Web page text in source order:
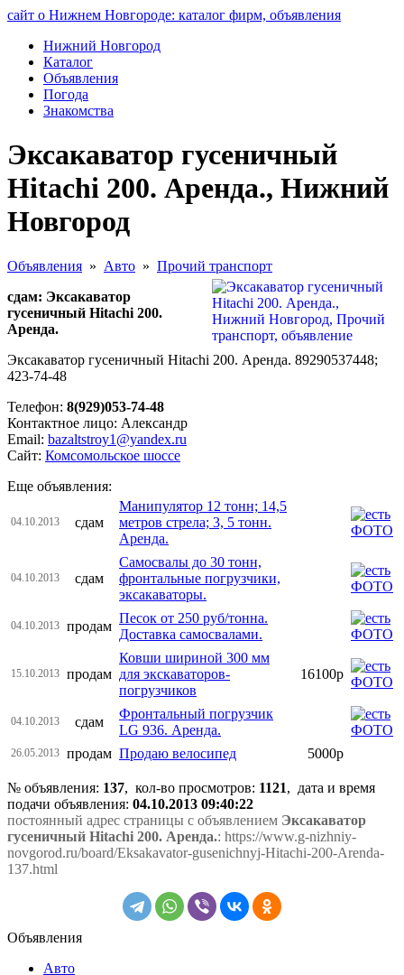
сайт о Нижнем Новгороде: каталог фирм, объявления
Нижний Новгород
Каталог
Объявления
Погода
Знакомства
Эксакаватор гусеничный
Hitachi 200. Аренда., Нижний
Новгород
Объявления » Авто » Прочий транспорт
сдам: Эксакаватор
гусеничный Hitachi 200.
Аренда.
Эксакаватор гусеничный Hitachi 200. Аренда. 89290537448;
423-74-48
Телефон: 8(929)053-74-48
Контактное лицо: Александр
Email: bazaltstroy1@yandex.ru
Сайт: Комсомольское шоссе
Еще объявления:
04.10.2013 сдам
Манипулятор 12 тонн; 14,5
метров стрела; 3, 5 тонн.
Аренда.
04.10.2013 сдам
Самосвалы до 30 тонн,
фронтальные погрузчики,
эксакаваторы.
04.10.2013 продам
Песок от 250 руб/тонна.
Доставка самосвалами.
15.10.2013 продам
Ковши шириной 300 мм
для экскаваторов-
погрузчиков
16100р
04.10.2013 сдам
Фронтальный погрузчик
LG 936. Аренда.
26.05.2013 продам Продаю велосипед 5000р
№ объявления: 137, кол-во просмотров: 1121, дата и время
подачи объявления: 04.10.2013 09:40:22
постоянный адрес страницы с объявлением Эксакаватор
гусеничный Hitachi 200. Аренда.: https://www.g-nizhniy-
novgorod.ru/board/Eksakavator-gusenichnyj-Hitachi-200-Arenda-
137.html
Объявления
Авто